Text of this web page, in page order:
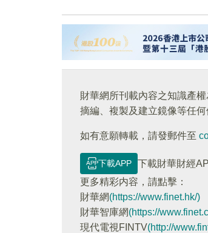
財華網所刊載內容之知識產
摘編、複製及建立鏡像等任何
如有意願轉載，請發郵件至
下載APP
下載財華財經
更多精彩内容，請點擊：
財華網(https://www.finet.hk/)
財華智庫網(https://
現代電視FINTV(http://